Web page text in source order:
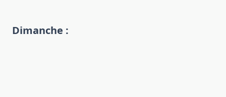
Dimanche :